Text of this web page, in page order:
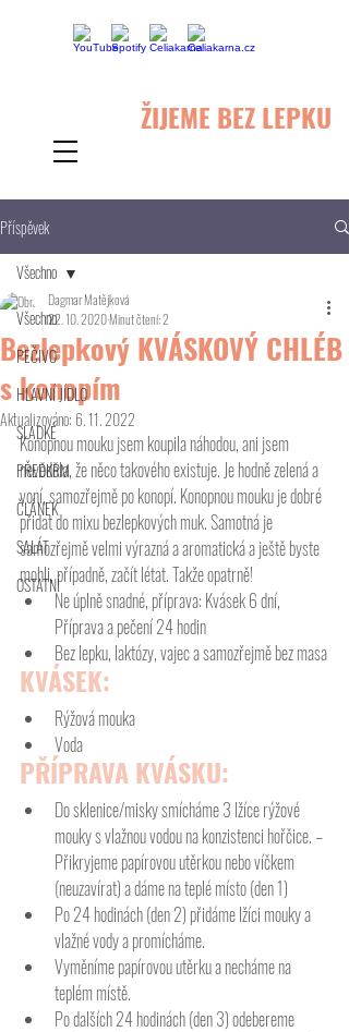
ŽIJEME BEZ LEPKU
Příspěvek
Všechno
PEČIVO
HLAVNÍ JÍDLO
SLADKÉ
PŘEDKRM
ČLÁNEK
SALÁT
OSTATNÍ
Všechno
Bezlepkový KVÁSKOVÝ CHLÉB
s konopím
Dagmar Matějková
22. 10. 2020Minut čtení: 2
Aktualizováno: 6. 11. 2022
Konopnou mouku jsem koupila náhodou, ani jsem
nevěděla, že něco takového existuje. Je hodně zelená a
voní, samozřejmě po konopí. Konopnou mouku je dobré
přidat do mixu bezlepkových muk. Samotná je
samozřejmě velmi výrazná a aromatická a ještě byste
mohli, případně, začít létat. Takže opatrně!
Ne úplně snadné, příprava: Kvásek 6 dní,
Příprava a pečení 24 hodin
Bez lepku, laktózy, vajec a samozřejmě bez masa
KVÁSEK:
Rýžová mouka
Voda
PŘÍPRAVA KVÁSKU:
Do sklenice/misky smícháme 3 lžíce rýžové
mouky s vlažnou vodou na konzistenci hořčice. –
Přikryjeme papírovou utěrkou nebo víčkem
(neuzavírat) a dáme na teplé místo (den 1)
Po 24 hodinách (den 2) přidáme lžíci mouky a
vlažné vody a promícháme.
Vyměníme papírovou utěrku a necháme na
teplém místě.
Po dalších 24 hodinách (den 3) odebereme